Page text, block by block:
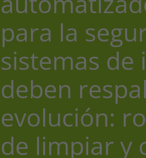
para la
sistemas de
deben
evolución:
de limpiar y